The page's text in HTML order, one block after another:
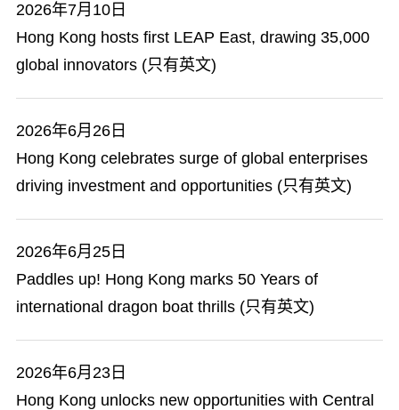
2026年7月10日
Hong Kong hosts first LEAP East, drawing 35,000
global innovators (只有英文)
2026年6月26日
Hong Kong celebrates surge of global enterprises
driving investment and opportunities (只有英文)
2026年6月25日
Paddles up! Hong Kong marks 50 Years of
international dragon boat thrills (只有英文)
2026年6月23日
Hong Kong unlocks new opportunities with Central